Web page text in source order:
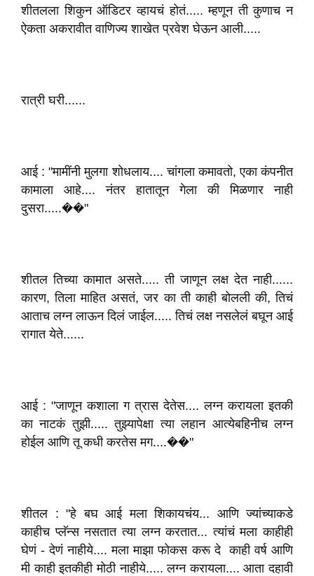
शीतलला शिकुन ऑडिटर व्हायचं होतं..... म्हणून ती कुणाच न
ऐकता अकरावीत वाणिज्य शाखेत प्रवेश घेऊन आली.....
रात्री घरी......
आई : "मामींनी मुलगा शोधलाय.... चांगला कमावतो, एका कंपनीत
कामाला आहे.... नंतर हातातून गेला की मिळणार नाही
दुसरा.....��"
शीतल तिच्या कामात असते..... ती जाणून लक्ष देत नाही......
कारण, तिला माहित असतं, जर का ती काही बोलली की, तिचं
आताच लग्न लाऊन दिलं जाईल..... तिचं लक्ष नसलेलं बघून आई
रागात येते......
आई : "जाणून कशाला ग त्रास देतेस.... लग्न करायला इतकी
का नाटकं तुझी..... तुझ्यापेक्षा त्या लहान आत्येबहिनीच लग्न
होईल आणि तू कधी करतेस मग....��"
शीतल : "हे बघ आई मला शिकायचंय... आणि ज्यांच्याकडे
काहीच प्लॅन्स नसतात त्या लग्न करतात... त्यांचं मला काहीही
घेणं - देणं नाहीये.... मला माझा फोकस करू दे काही वर्ष आणि
मी काही इतकीही मोठी नाहीये..... लग्न करायला.... आता दहावी